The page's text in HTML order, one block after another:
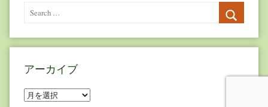
Search
アーカイブ
ア